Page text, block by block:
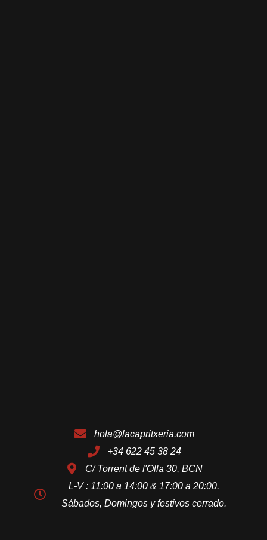
hola@lacapritxeria.com
+34 622 45 38 24
C/ Torrent de l'Olla 30, BCN
L-V : 11:00 a 14:00 & 17:00 a 20:00.
Sábados, Domingos y festivos cerrado.